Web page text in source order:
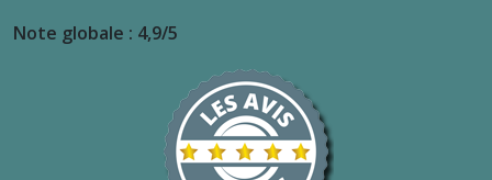
Note globale : 4,9/5